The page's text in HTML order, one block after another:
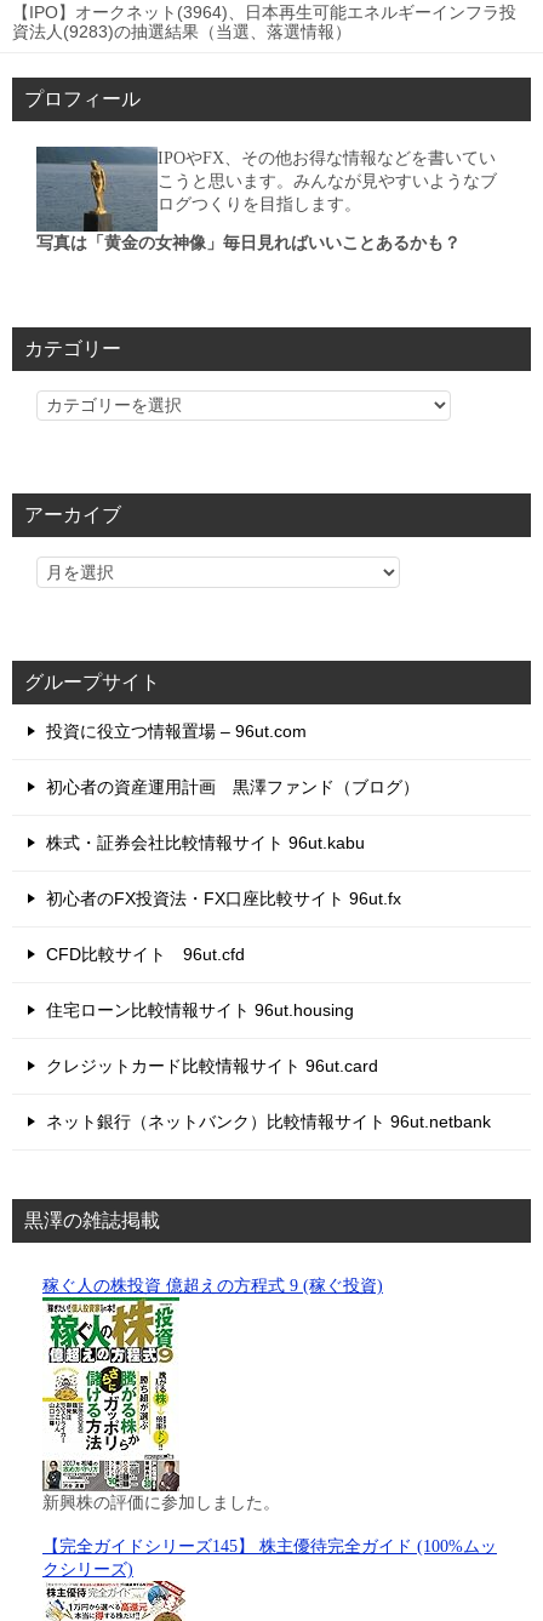
【IPO】オークネット(3964)、日本再生可能エネルギーインフラ投
資法人(9283)の抽選結果（当選、落選情報）
プロフィール
IPOやFX、その他お得な情報などを書いてい
こうと思います。みんなが見やすいようなブ
ログつくりを目指します。
写真は「黄金の女神像」毎日見ればいいことあるかも？
カテゴリー
カ
リ
アーカイブ
グループサイト
投資に役立つ情報置場 – 96ut.com
初心者の資産運用計画 黒澤ファンド（ブログ）
株式・証券会社比較情報サイト 96ut.kabu
初心者のFX投資法・FX口座比較サイト 96ut.fx
CFD比較サイト 96ut.cfd
住宅ローン比較情報サイト 96ut.housing
クレジットカード比較情報サイト 96ut.card
ネット銀行（ネットバンク）比較情報サイト 96ut.netbank
黒澤の雑誌掲載
稼ぐ人の株投資 億超えの方程式 9 (稼ぐ投資)
新興株の評価に参加しました。
【完全ガイドシリーズ145】 株主優待完全ガイド (100%ムッ
クシリーズ)